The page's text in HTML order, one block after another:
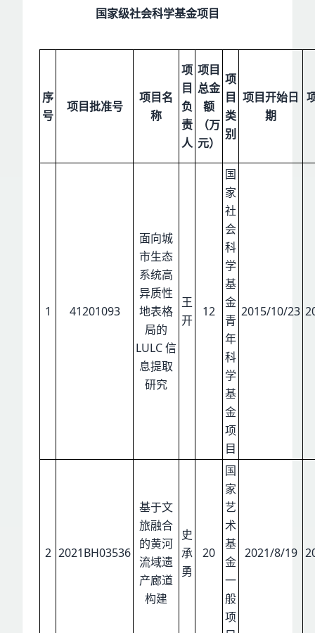
国家级社会科学基金项目
序
号
项目批准号
项目名
称
项
目
负
责
人
项目
总金
额
（万
元）
项
目
类
别
项目开始日
期
1 41201093
面向城
市生态
系统高
异质性
地表格
局的
LULC 信
息提取
研究
王
开
12
国
家
社
会
科
学
基
金
青
年
科
学
基
金
项
目
2015/10/23
2 2021BH03536
基于文
旅融合
的黄河
流域遗
产廊道
构建
史
承
勇
20
国
家
艺
术
基
金
一
般
项
2021/8/19